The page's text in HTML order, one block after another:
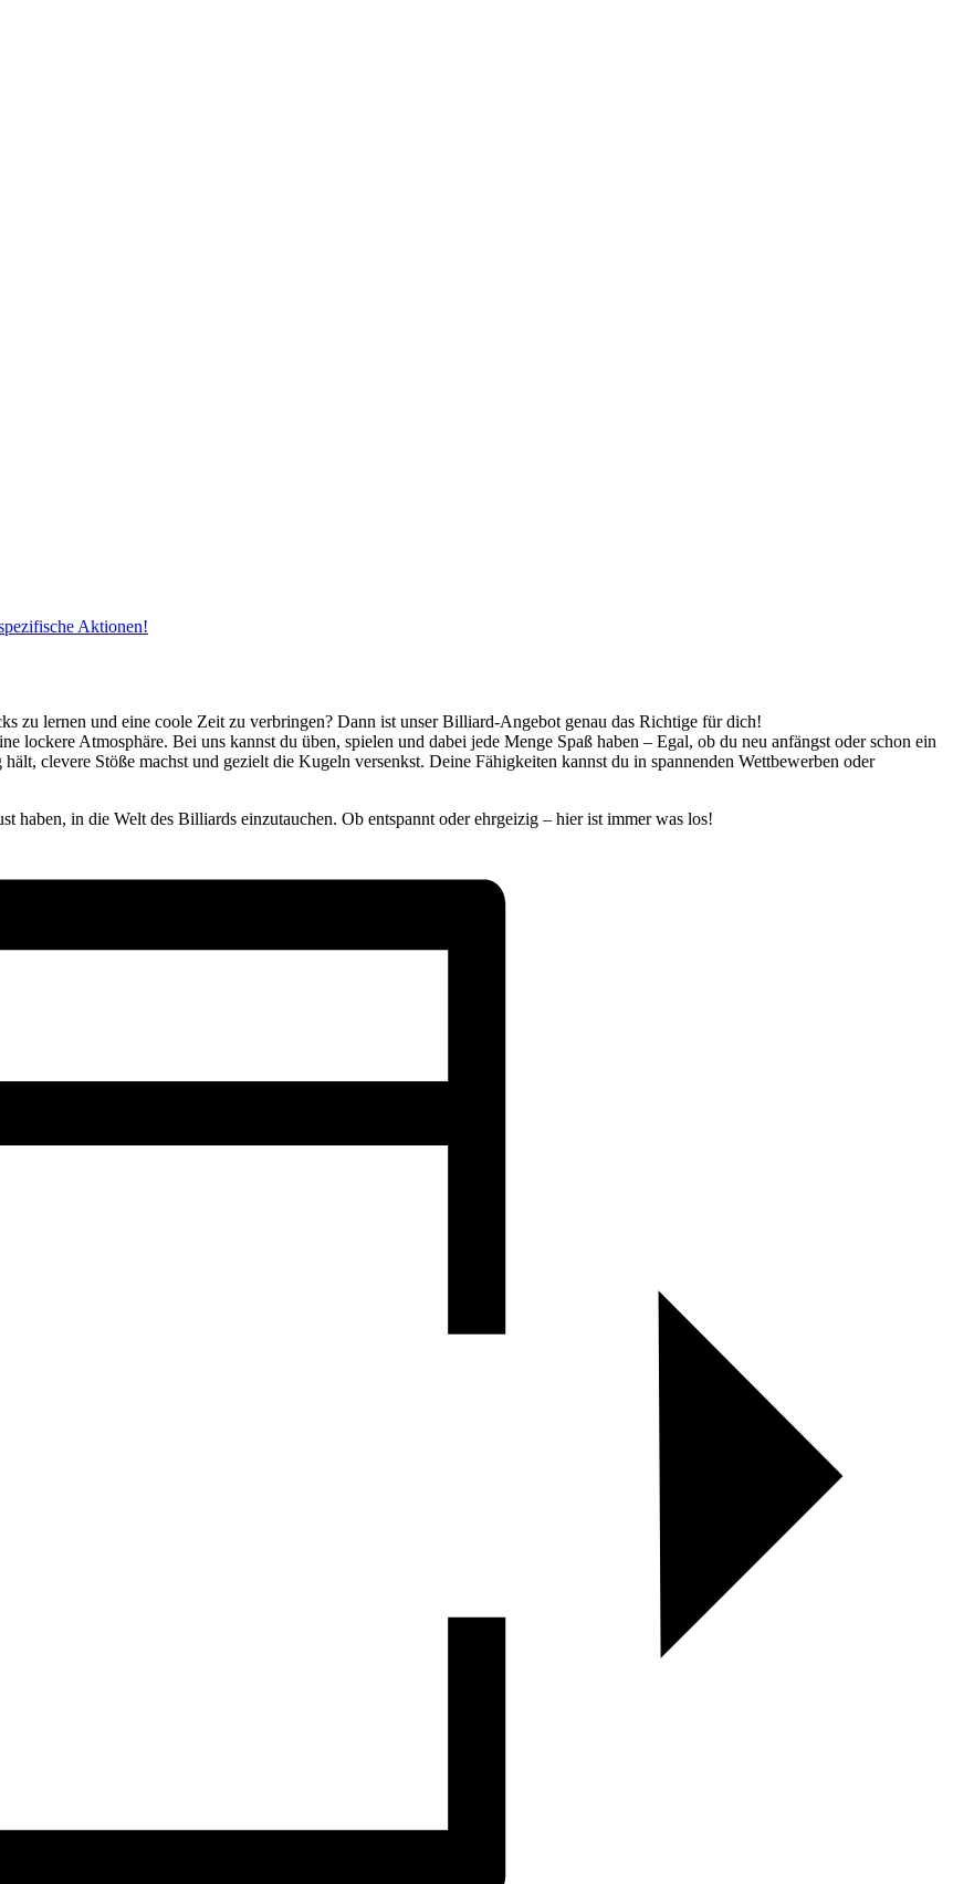
Aktionen!
zu lernen und eine coole Zeit zu verbringen? Dann ist unser Billiard-Angebot genau das Richtige für dich!
lockere Atmosphäre. Bei uns kannst du üben, spielen und dabei jede Menge Spaß haben – Egal, ob du neu anfängst oder schon ein
clevere Stöße machst und gezielt die Kugeln versenkst. Deine Fähigkeiten kannst du in spannenden Wettbewerben oder
in die Welt des Billiards einzutauchen. Ob entspannt oder ehrgeizig – hier ist immer was los!